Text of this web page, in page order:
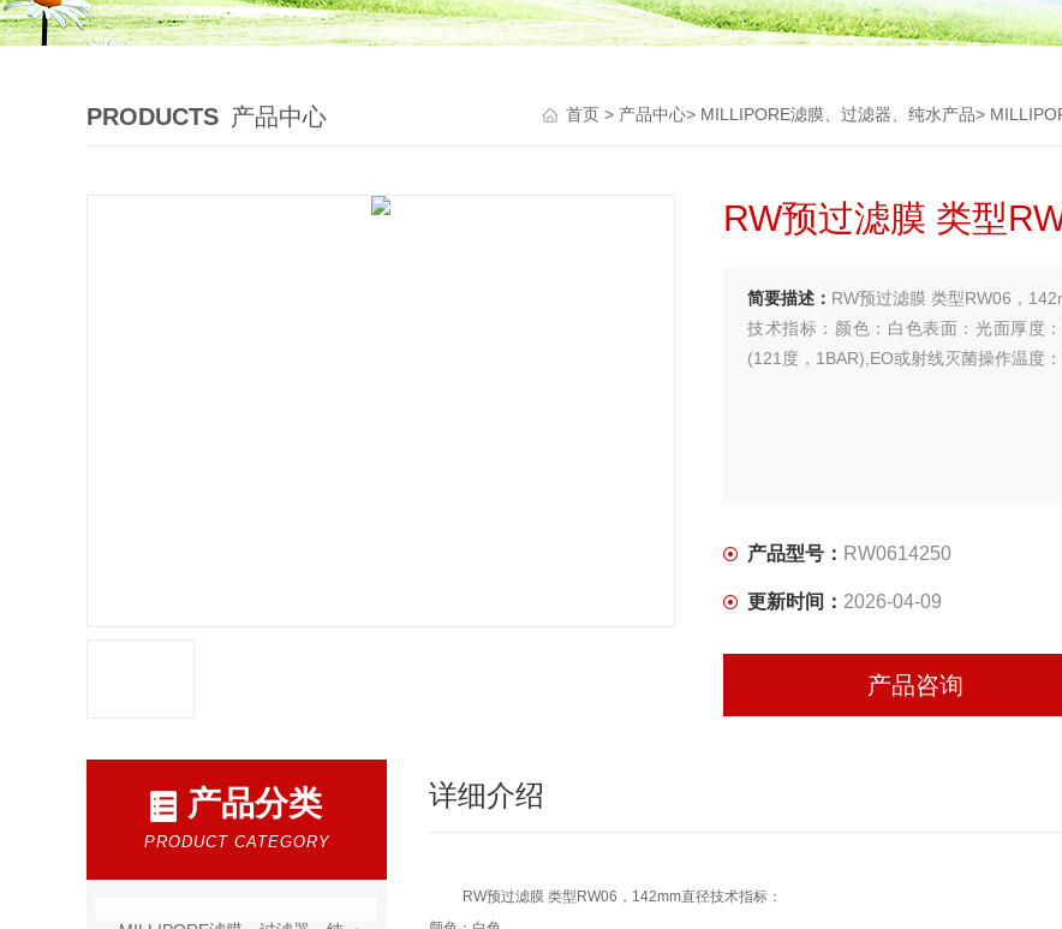
PRODUCTS 产品中心 首页 > 产品中心> MILLIPORE滤膜、过滤器、纯水产品>
RW预过滤膜 类型
简要描述： RW预过滤膜 类型RW06，
技术指标：颜色：白色表面：光面厚度
(121度，1BAR),EO或射线灭菌操作温度
产品型号： RW0614250
更新时间： 2026-04-09
产品咨询
产品分类
PRODUCT CATEGORY
详细介绍
RW预过滤膜 类型RW06，142mm直径技术指标：